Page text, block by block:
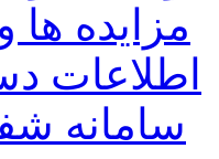
مزایده
اطلاعات
سامانه